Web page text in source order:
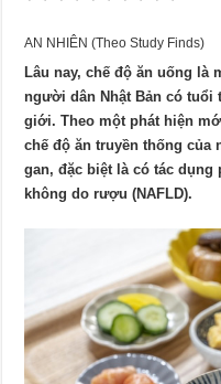
AN NHIÊN (Theo Study Finds)
Lâu nay, chế độ ăn uống là
người dân Nhật Bản có tuổi
giới. Theo một phát hiện
chế độ ăn truyền thống của
gan, đặc biệt là có tác
không do rượu (NAFLD).